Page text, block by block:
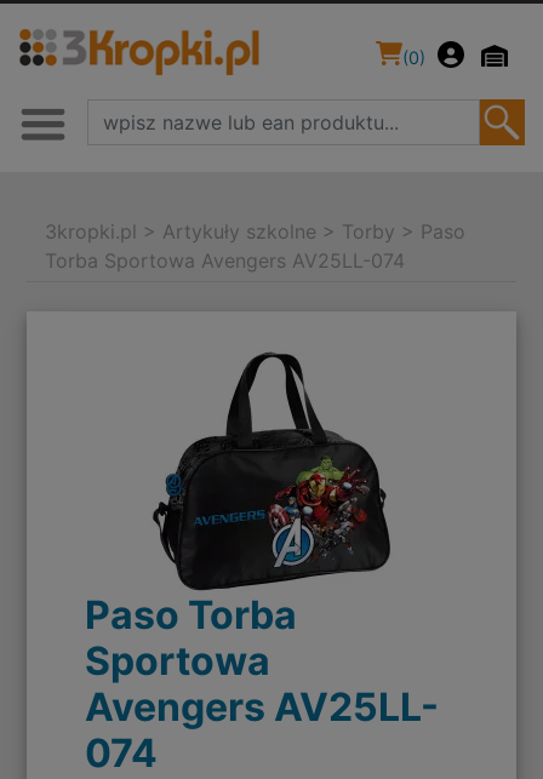
(0)
3kropki.pl > Artykuły szkolne > Torby > Paso
Torba Sportowa Avengers AV25LL-074
Paso Torba
Sportowa
Avengers AV25LL-
074